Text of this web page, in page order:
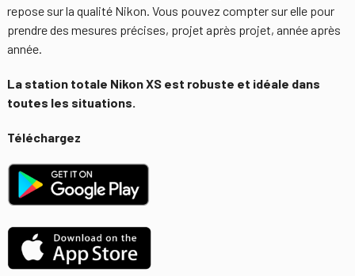
repose sur la qualité Nikon. Vous pouvez compter sur elle pour
prendre des mesures précises, projet après projet, année après
année.
La station totale Nikon XS est robuste et idéale dans
toutes les situations.
Téléchargez